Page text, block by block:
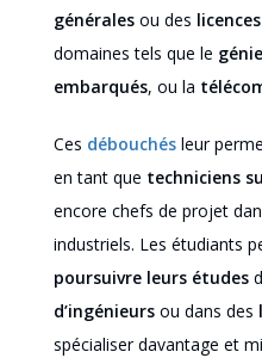
générales ou des
domaines tels que le
embarqués, ou la
Ces débouchés leur
en tant que techniciens
encore chefs de projet
industriels. Les étudiants
poursuivre leurs études
d’ingénieurs ou dans des
spécialiser davantage et